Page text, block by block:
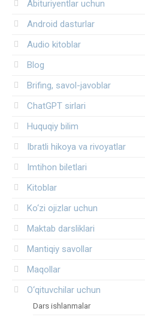
Abituriyentlar uchun
Android dasturlar
Audio kitoblar
Blog
Brifing, savol-javoblar
ChatGPT sirlari
Huquqiy bilim
Ibratli hikoya va rivoyatlar
Imtihon biletlari
Kitoblar
Ko‘zi ojizlar uchun
Maktab darsliklari
Mantiqiy savollar
Maqollar
O‘qituvchilar uchun
Dars ishlanmalar